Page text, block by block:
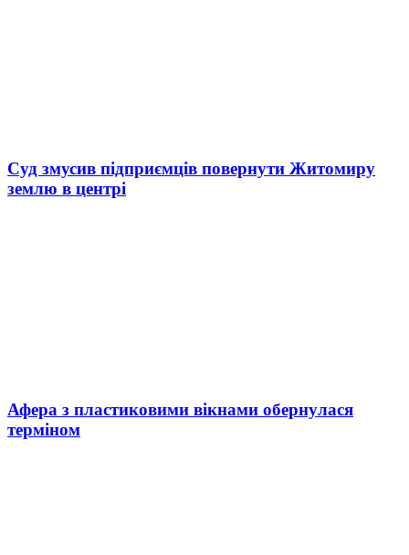
Суд змусив підприємців повернути Житомиру
землю в центрі
Афера з пластиковими вікнами обернулася
терміном